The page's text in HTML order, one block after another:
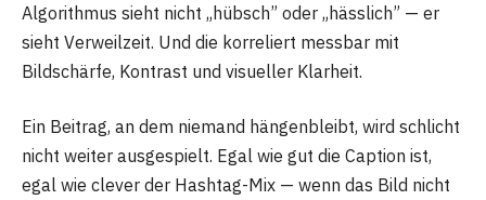
Algorithmus sieht nicht „hübsch” oder „hässlich” — er
sieht Verweilzeit. Und die korreliert messbar mit
Bildschärfe, Kontrast und visueller Klarheit.
Ein Beitrag, an dem niemand hängenbleibt, wird schlicht
nicht weiter ausgespielt. Egal wie gut die Caption ist,
egal wie clever der Hashtag-Mix — wenn das Bild nicht